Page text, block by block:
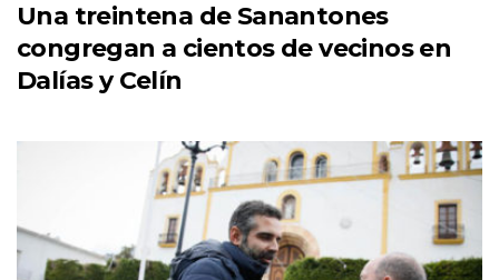
Una treintena de Sanantones
congregan a cientos de vecinos en
Dalías y Celín